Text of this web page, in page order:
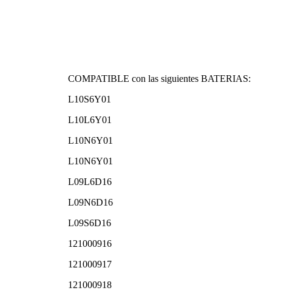
COMPATIBLE con las siguientes BATERIAS:
L10S6Y01
L10L6Y01
L10N6Y01
L10N6Y01
L09L6D16
L09N6D16
L09S6D16
121000916
121000917
121000918